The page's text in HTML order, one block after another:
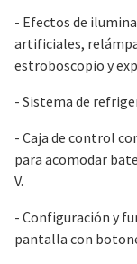
- Efectos de
artificiales,
estroboscopio y
- Sistema de
- Caja de control
para acomodar
V.
- Configuración y
pantalla con